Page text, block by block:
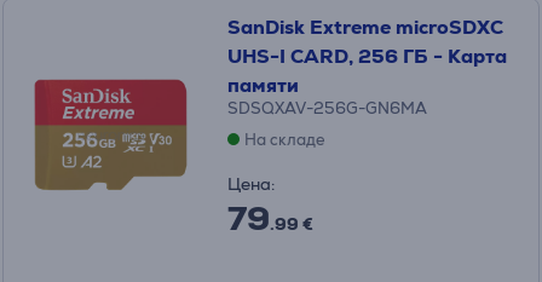
SanDisk Extreme microSDXC
UHS-I CARD, 256 ГБ - Карта
памяти
SDSQXAV-256G-GN6MA
На складе
Цена:
79.99 €